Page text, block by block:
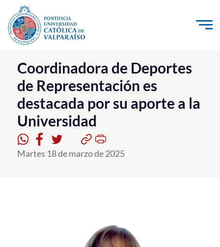
Click acá para ir directamente al contenido
La Universidad
Investigación, Creación e Innovación
PUCV Internacional
Vinculación con el Medio
Admisión
Coordinadora de Deportes
de Representación es
destacada por su aporte a la
Universidad
Martes 18 de marzo de 2025